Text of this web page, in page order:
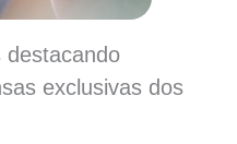
destacando
exclusivas dos